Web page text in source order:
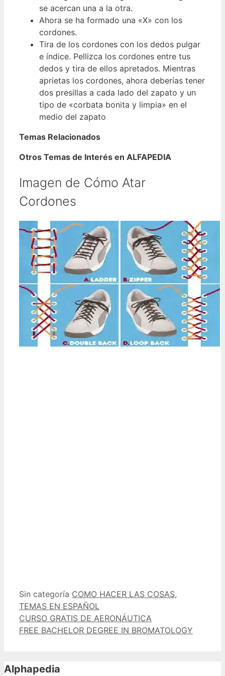
se acercan una a la otra.
Ahora se ha formado una «X» con los
cordones.
Tira de los cordones con los dedos pulgar
e índice. Pellizca los cordones entre tus
dedos y tira de ellos apretados. Mientras
aprietas los cordones, ahora deberías tener
dos presillas a cada lado del zapato y un
tipo de «corbata bonita y limpia» en el
medio del zapato
Temas Relacionados
Otros Temas de Interés en ALFAPEDIA
Imagen de Cómo Atar
Cordones
Categorías
Sin categoría Etiquetas
COMO HACER LAS COSAS,
TEMAS EN ESPAÑOL
CURSO GRATIS DE AERONÁUTICA
FREE BACHELOR DEGREE IN BROMATOLOGY
Alphapedia